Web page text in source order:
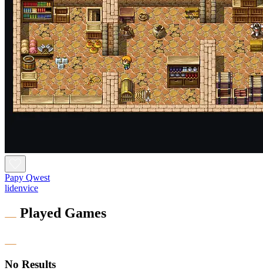
Papy Qwest
lidenvice
Played Games
No Results